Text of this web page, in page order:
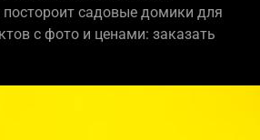
садовые домики для
с фото и ценами: заказать